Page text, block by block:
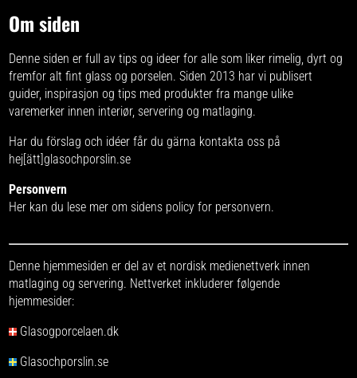
Om siden
Denne siden er full av tips og ideer for alle som liker rimelig, dyrt og
fremfor alt fint glass og porselen. Siden 2013 har vi publisert
guider, inspirasjon og tips med produkter fra mange ulike
varemerker innen interiør, servering og matlaging.
Har du förslag och idéer får du gärna kontakta oss på
hej[ätt]glasochporslin.se
Personvern
Her kan du lese mer om sidens policy for personvern.
Denne hjemmesiden er del av et nordisk medienettverk innen
matlaging og servering. Nettverket inkluderer følgende
hjemmesider:
Glasogporcelaen.dk
Glasochporslin.se